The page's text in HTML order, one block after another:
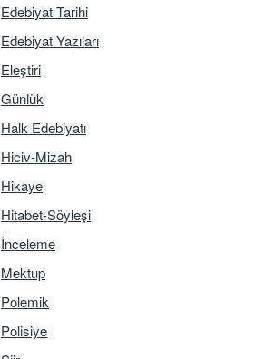
Edebiyat Tarihi
Edebiyat Yazıları
Eleştiri
Günlük
Halk Edebiyatı
Hiciv-Mizah
Hikaye
Hitabet-Söyleşi
İnceleme
Mektup
Polemik
Polisiye